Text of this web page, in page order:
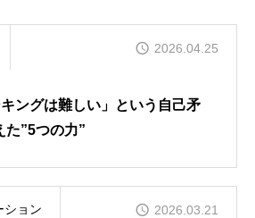
について 2026.04.25
キングは難しい」という自己矛
”5つの力”
ション 2026.03.21